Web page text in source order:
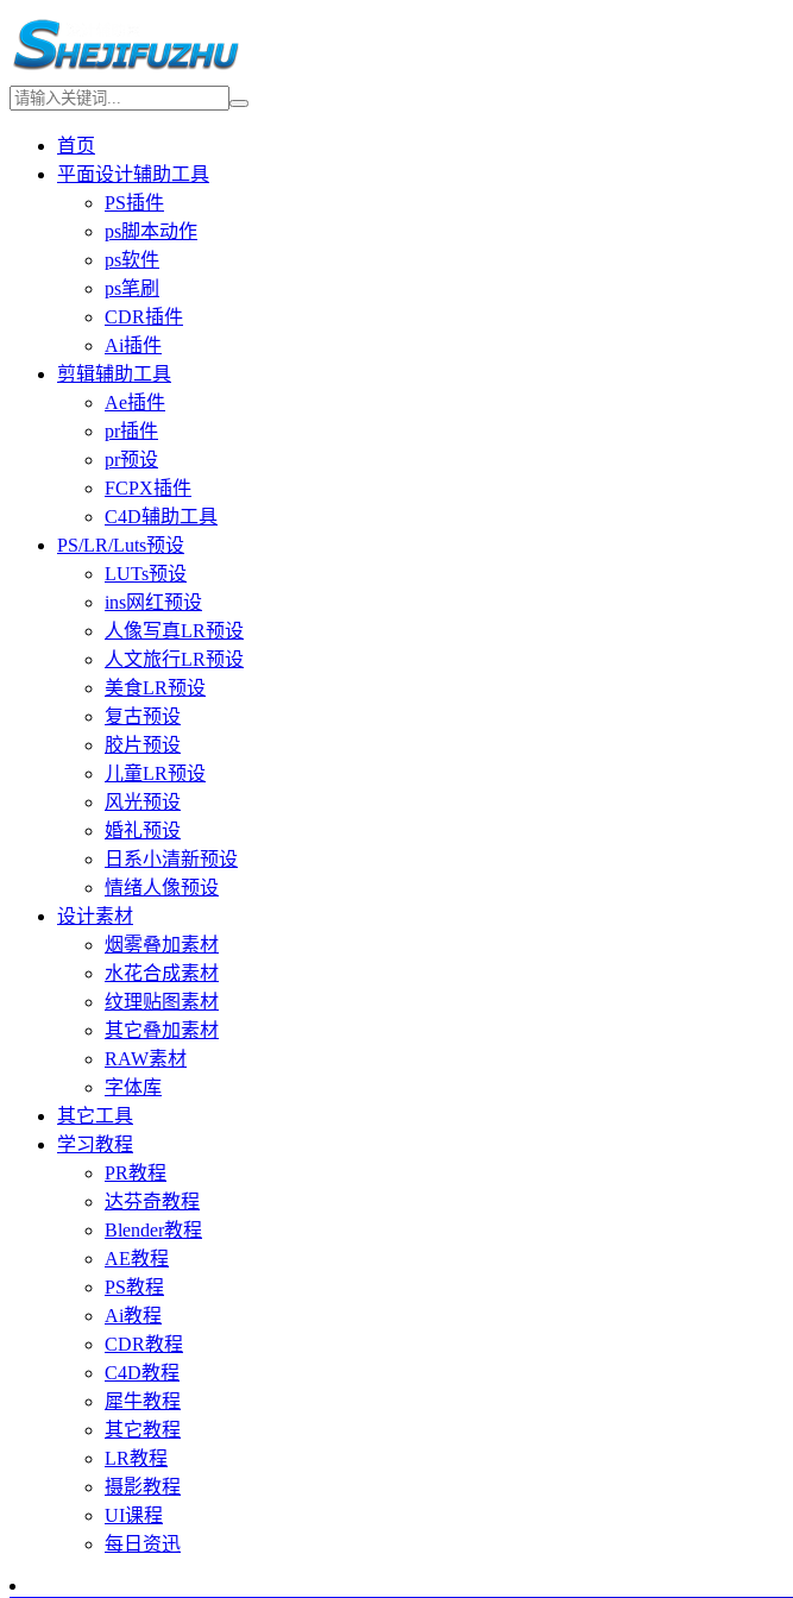
首页
平面设计辅助工具
PS插件
ps脚本动作
ps软件
ps笔刷
CDR插件
Ai插件
剪辑辅助工具
Ae插件
pr插件
pr预设
FCPX插件
C4D辅助工具
PS/LR/Luts预设
LUTs预设
ins网红预设
人像写真LR预设
人文旅行LR预设
美食LR预设
复古预设
胶片预设
儿童LR预设
风光预设
婚礼预设
日系小清新预设
情绪人像预设
设计素材
烟雾叠加素材
水花合成素材
纹理贴图素材
其它叠加素材
RAW素材
字体库
其它工具
学习教程
PR教程
达芬奇教程
Blender教程
AE教程
PS教程
Ai教程
CDR教程
C4D教程
犀牛教程
其它教程
LR教程
摄影教程
UI课程
每日资迅